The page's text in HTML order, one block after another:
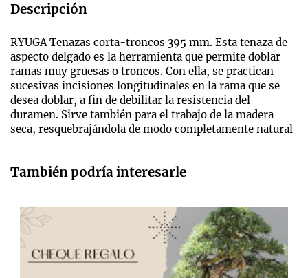
Descripción
RYUGA Tenazas corta-troncos 395 mm. Esta tenaza de
aspecto delgado es la herramienta que permite doblar
ramas muy gruesas o troncos. Con ella, se practican
sucesivas incisiones longitudinales en la rama que se
desea doblar, a fin de debilitar la resistencia del
duramen. Sirve también para el trabajo de la madera
seca, resquebrajándola de modo completamente natural
También podría interesarle